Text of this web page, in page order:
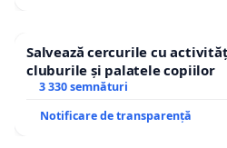
Salvează cercurile cu
cluburile și palatele copiilor
3 330 semnături
Notificare de transparență